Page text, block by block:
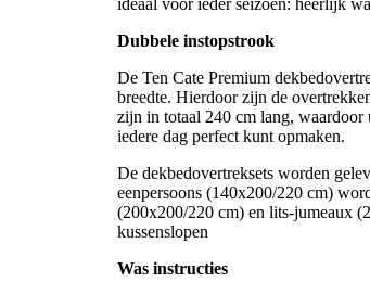
ideaal voor ieder seizoen: heerlijk
Dubbele instopstrook
De Ten Cate Premium
breedte. Hierdoor zijn de
zijn in totaal 240 cm lang,
iedere dag perfect kunt opmaken.
De dekbedovertreksets worden
eenpersoons (140x200/220 cm)
(200x200/220 cm) en lits-jumeaux
kussenslopen
Was instructies